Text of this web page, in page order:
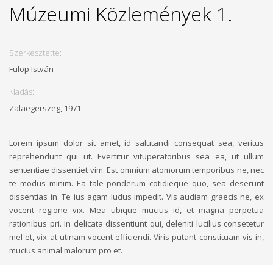
Múzeumi Közlemények 1.
Szerkesztette:
Fülöp István
Kiadás:
Zalaegerszeg, 1971.
Lorem ipsum dolor sit amet, id salutandi consequat sea, veritus
reprehendunt qui ut. Evertitur vituperatoribus sea ea, ut ullum
sententiae dissentiet vim. Est omnium atomorum temporibus ne, nec
te modus minim. Ea tale ponderum cotidieque quo, sea deserunt
dissentias in. Te ius agam ludus impedit. Vis audiam graecis ne, ex
vocent regione vix. Mea ubique mucius id, et magna perpetua
rationibus pri. In delicata dissentiunt qui, deleniti lucilius consetetur
mel et, vix at utinam vocent efficiendi. Viris putant constituam vis in,
mucius animal malorum pro et.